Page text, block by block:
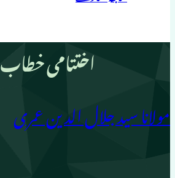
اختتامی خطاب
مولانا سید جلال الدین عمری